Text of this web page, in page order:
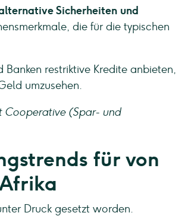
Sicherheiten und
die für die typischen
restriktive Kredite anbieten,
umzusehen.
Cooperative (Spar- und
für von
Druck gesetzt worden.